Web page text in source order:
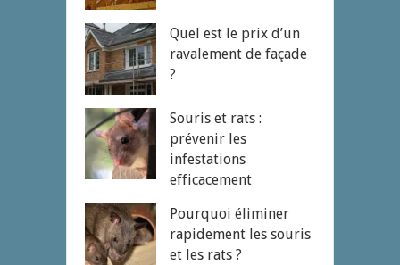
Quel est le prix d’un
ravalement de façade
?
Souris et rats :
prévenir les
infestations
efficacement
Pourquoi éliminer
rapidement les souris
et les rats ?